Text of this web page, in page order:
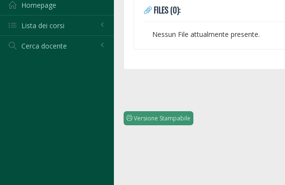
Homepage
Lista dei corsi
Cerca docente
FILES (0):
Nessun File attualmente presente.
Versione Stampabile